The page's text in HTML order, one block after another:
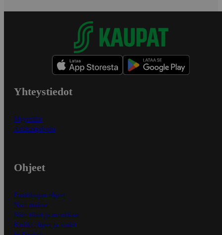
Yhteystiedot
Myymälät
Asiakaspalvelu
Ohjeet
Ensitilaajan ohjeet
Näin maksat
Näin tilaat ja muokkaat
Kaikki ohjeet ja vinkit